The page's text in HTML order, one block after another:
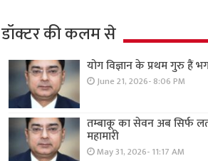
डॉक्टर की कलम से
योग विज्ञान के प्रथम गुरु हैं
June 21, 2026- 8:06 PM
तम्बाकू का सेवन अब सिर्फ
महामारी
May 31, 2026- 11:17 AM